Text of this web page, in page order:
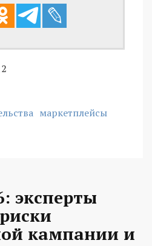
маркетплейсы
эксперты
кампании и